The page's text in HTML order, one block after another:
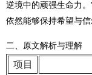
逆境中的顽强生命力
依然能够保持希望与信
二、原文解析与理解
项目